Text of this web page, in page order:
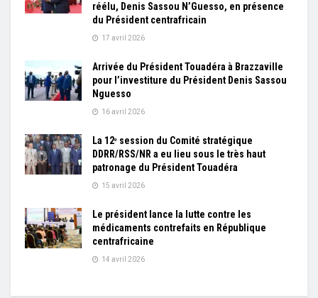
réélu, Denis Sassou N’Guesso, en présence
du Président centrafricain
17 avril 2026
Arrivée du Président Touadéra à Brazzaville
pour l’investiture du Président Denis Sassou
Nguesso
16 avril 2026
La 12ᵉ session du Comité stratégique
DDRR/RSS/NR a eu lieu sous le très haut
patronage du Président Touadéra
15 avril 2026
Le président lance la lutte contre les
médicaments contrefaits en République
centrafricaine
14 avril 2026